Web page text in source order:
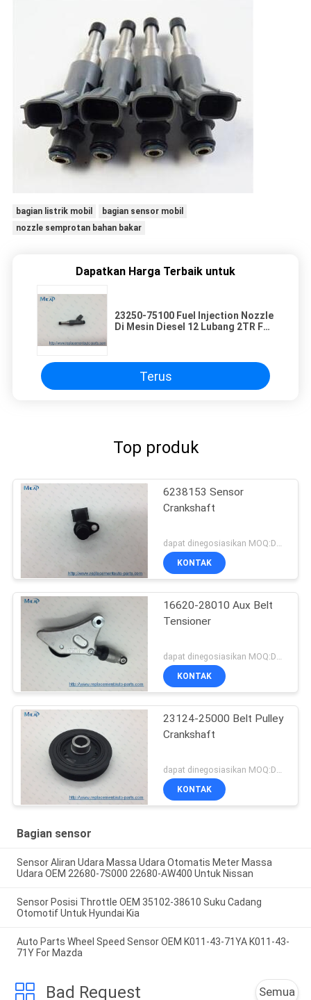
bagian listrik mobil
bagian sensor mobil
nozzle semprotan bahan bakar
Dapatkan Harga Terbaik untuk
23250-75100 Fuel Injection Nozzle
Di Mesin Diesel 12 Lubang 2TR FE /
Terus
Top produk
6238153 Sensor
Crankshaft
dapat dinegosiasikan MOQ:Dapat dinegosiasikan
KONTAK
16620-28010 Aux Belt
Tensioner
KONTAK
23124-25000 Belt Pulley
Crankshaft
KONTAK
Bagian sensor
Sensor Aliran Udara Massa Udara Otomatis Meter Massa
Udara OEM 22680-7S000 22680-AW400 Untuk Nissan
Sensor Posisi Throttle OEM 35102-38610 Suku Cadang
Otomotif Untuk Hyundai Kia
Auto Parts Wheel Speed Sensor OEM K011-43-71YA K011-43-
71Y For Mazda
Bad Request Semua